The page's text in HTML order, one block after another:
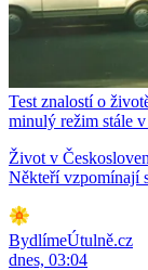
Test znalostí o
minulý režim stále
Život v
Někteří vzpomínají
BydlímeÚtulně.cz
dnes, 03:04